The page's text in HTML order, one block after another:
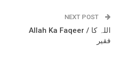
NEXT POST
Allah Ka Faqeer / اللہ کا
فقیر